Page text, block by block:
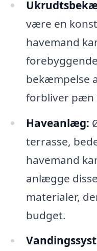
være en
havemand
bekæmpelse
forbliver pæn
Haveanlæg:
terrasse,
havemand
anlægge
materialer,
budget.